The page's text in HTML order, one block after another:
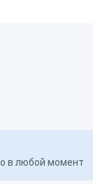
в любой момент